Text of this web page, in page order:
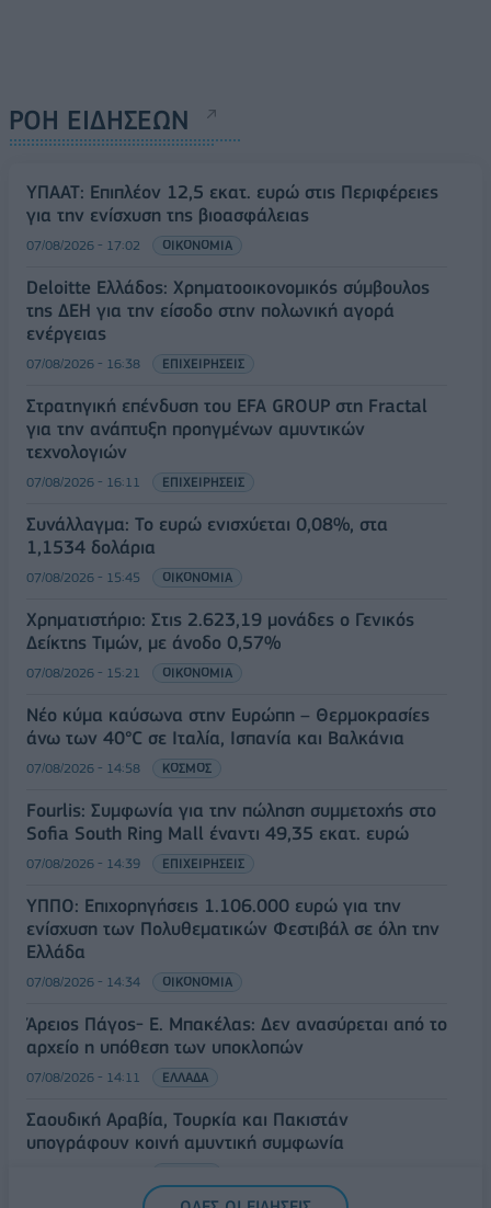
ΡΟΗ ΕΙΔΗΣΕΩΝ
ΥΠΑΑΤ: Επιπλέον 12,5 εκατ. ευρώ στις Περιφέρειες
για την ενίσχυση της βιοασφάλειας
07/08/2026 - 17:02 ΟΙΚΟΝΟΜΙΑ
Deloitte Ελλάδος: Χρηματοοικονομικός σύμβουλος
της ΔΕΗ για την είσοδο στην πολωνική αγορά
ενέργειας
07/08/2026 - 16:38 ΕΠΙΧΕΙΡΗΣΕΙΣ
Στρατηγική επένδυση του EFA GROUP στη Fractal
για την ανάπτυξη προηγμένων αμυντικών
τεχνολογιών
07/08/2026 - 16:11 ΕΠΙΧΕΙΡΗΣΕΙΣ
Συνάλλαγμα: Το ευρώ ενισχύεται 0,08%, στα
1,1534 δολάρια
07/08/2026 - 15:45 ΟΙΚΟΝΟΜΙΑ
Χρηματιστήριο: Στις 2.623,19 μονάδες ο Γενικός
Δείκτης Τιμών, με άνοδο 0,57%
07/08/2026 - 15:21 ΟΙΚΟΝΟΜΙΑ
Νέο κύμα καύσωνα στην Ευρώπη – Θερμοκρασίες
άνω των 40°C σε Ιταλία, Ισπανία και Βαλκάνια
07/08/2026 - 14:58 ΚΟΣΜΟΣ
Fourlis: Συμφωνία για την πώληση συμμετοχής στο
Sofia South Ring Mall έναντι 49,35 εκατ. ευρώ
07/08/2026 - 14:39 ΕΠΙΧΕΙΡΗΣΕΙΣ
ΥΠΠΟ: Επιχορηγήσεις 1.106.000 ευρώ για την
ενίσχυση των Πολυθεματικών Φεστιβάλ σε όλη την
Ελλάδα
07/08/2026 - 14:34 ΟΙΚΟΝΟΜΙΑ
Άρειος Πάγος- Ε. Μπακέλας: Δεν ανασύρεται από το
αρχείο η υπόθεση των υποκλοπών
07/08/2026 - 14:11 ΕΛΛΑΔΑ
Σαουδική Αραβία, Τουρκία και Πακιστάν
υπογράφουν κοινή αμυντική συμφωνία